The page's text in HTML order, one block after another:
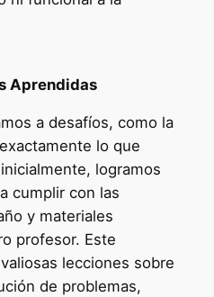
Aprendidas
a desafíos, como la
lo que
logramos
cumplir con las
y materiales
profesor. Este
lecciones sobre
de problemas,